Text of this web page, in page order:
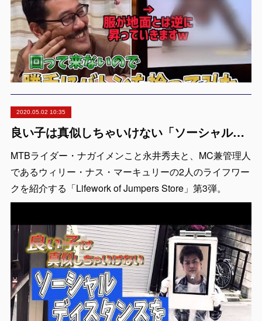
2020.05.02 10:35
良い子は真似しちゃいけない「ソーシャルディスタンス」のとり方をやり返してみた【Lifework of Jumpers Store #2】
MTBライダー・ナガイメンこと永井秀夫と、MC兼管理人
であるウィリー・ナス・マーキュリーの2人のライフワー
クを紹介する「Lifework of Jumpers Store」第3弾。